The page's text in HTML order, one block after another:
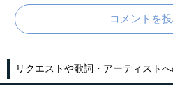
コメントを
リクエストや歌詞・アーティスト